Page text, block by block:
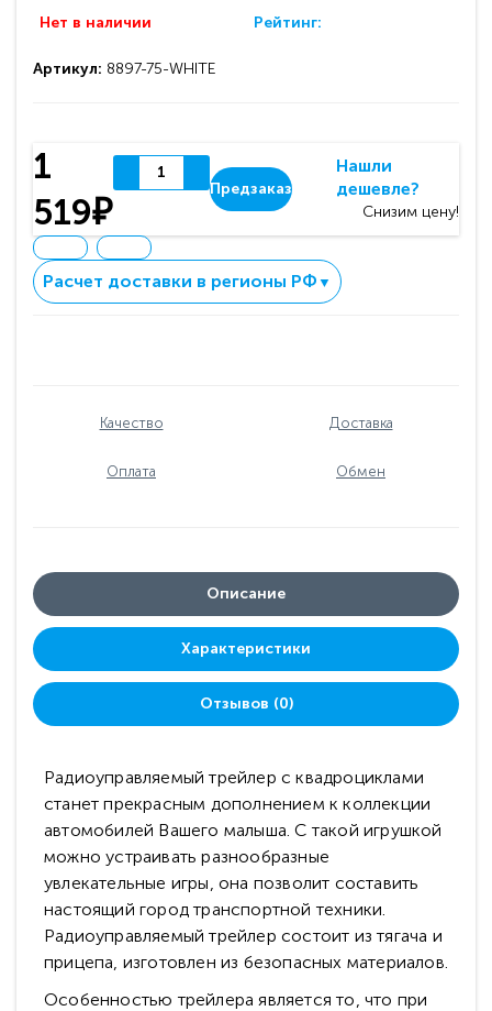
Нет в наличии Рейтинг:
Артикул: 8897-75-WHITE
1
519₽
Предзаказ
Нашли
дешевле?
Снизим цену!
Расчет доставки в регионы РФ ▼
Качество Доставка
Оплата Обмен
Описание
Характеристики
Отзывов (0)
Радиоуправляемый трейлер с квадроциклами
станет прекрасным дополнением к коллекции
автомобилей Вашего малыша. С такой игрушкой
можно устраивать разнообразные
увлекательные игры, она позволит составить
настоящий город транспортной техники.
Радиоуправляемый трейлер состоит из тягача и
прицепа, изготовлен из безопасных материалов.
Особенностью трейлера является то, что при